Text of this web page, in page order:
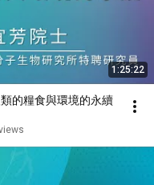
1:25:22
的糧食與環境的永續